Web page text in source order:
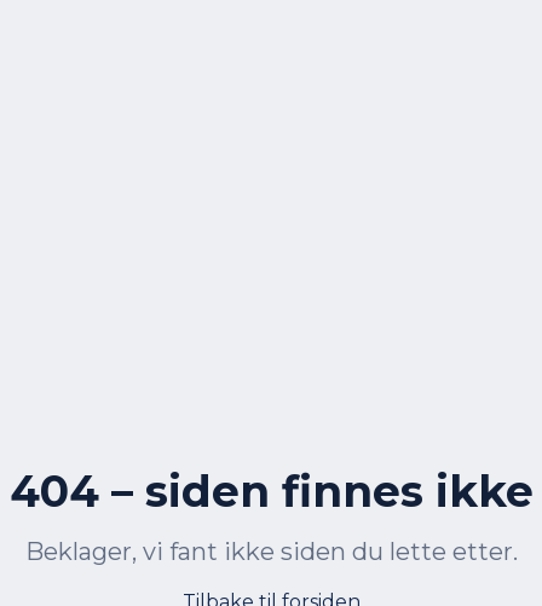
404 – siden finnes ikke
Beklager, vi fant ikke siden du lette etter.